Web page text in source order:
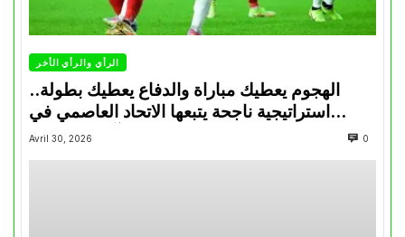
الرأي والرأي الأخر
الهجوم يعطيك مباراة والدفاع يعطيك بطولة..
استراتيجية ناجحة يتبعها الاتحاد العاصمي في
تتويجاته آخر السنوات
Avril 30, 2026 0